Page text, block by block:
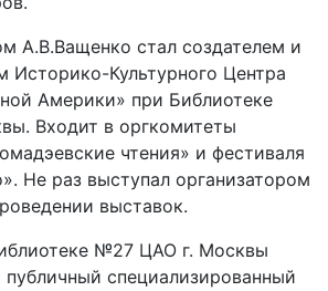
А.В.Ващенко стал создателем и
Историко-Культурного Центра
Америки» при Библиотеке
Входит в оргкомитеты
чтения» и фестиваля
Не раз выступал организатором
выставок.
№27 ЦАО г. Москвы
специализированный